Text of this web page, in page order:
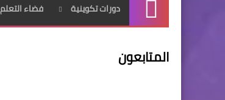
الرئيسية
دورات تكوينية فضاء
المتابعون